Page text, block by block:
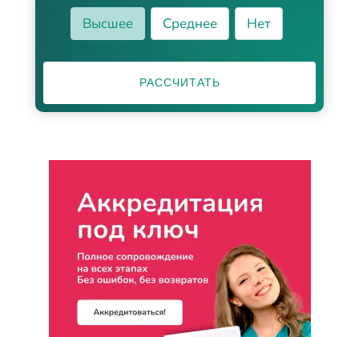
Высшее
Среднее Нет
РАССЧИТАТЬ